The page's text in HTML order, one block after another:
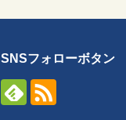
SNSフォローボタン